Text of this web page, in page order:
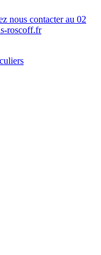
nous contacter au 02
roscoff.fr